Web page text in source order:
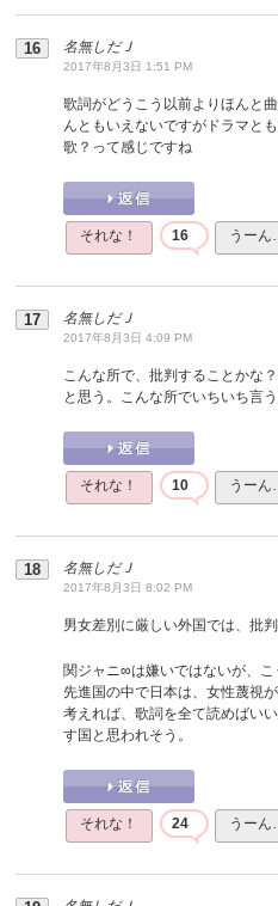
名無しだＪ
2017年8月3日 1:51 PM
歌詞がどうこう以前よりほんと
んともいえないですがドラマと
歌？って感じですね
それな！ 16 うー
名無しだＪ
2017年8月3日 4:09 PM
こんな所で、批判することかな
と思う。こんな所でいちいち言
それな！ 10 うー
名無しだＪ
2017年8月3日 8:02 PM
男女差別に厳しい外国では、批
関ジャニ∞は嫌いではないが、こ
先進国の中で日本は、女性蔑視
考えれば、歌詞を全て読めばい
す国と思われそう。
それな！ 24 うー